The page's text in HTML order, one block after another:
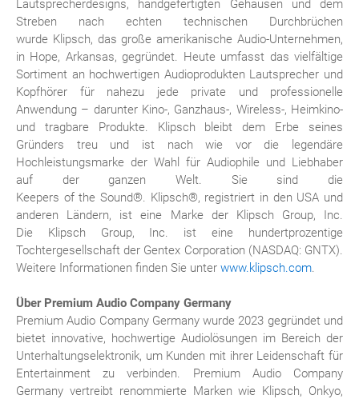
Lautsprecherdesigns, handgefertigten Gehäusen und dem
Streben nach echten technischen Durchbrüchen
wurde Klipsch, das große amerikanische Audio-Unternehmen,
in Hope, Arkansas, gegründet. Heute umfasst das vielfältige
Sortiment an hochwertigen Audioprodukten Lautsprecher und
Kopfhörer für nahezu jede private und professionelle
Anwendung – darunter Kino-, Ganzhaus-, Wireless-, Heimkino-
und tragbare Produkte. Klipsch bleibt dem Erbe seines
Gründers treu und ist nach wie vor die legendäre
Hochleistungsmarke der Wahl für Audiophile und Liebhaber
auf der ganzen Welt. Sie sind die
Keepers of the Sound®. Klipsch®, registriert in den USA und
anderen Ländern, ist eine Marke der Klipsch Group, Inc.
Die Klipsch Group, Inc. ist eine hundertprozentige
Tochtergesellschaft der Gentex Corporation (NASDAQ: GNTX).
Weitere Informationen finden Sie unter www.klipsch.com.
Über Premium Audio Company Germany
Premium Audio Company Germany wurde 2023 gegründet und
bietet innovative, hochwertige Audiolösungen im Bereich der
Unterhaltungselektronik, um Kunden mit ihrer Leidenschaft für
Entertainment zu verbinden. Premium Audio Company
Germany vertreibt renommierte Marken wie Klipsch, Onkyo,